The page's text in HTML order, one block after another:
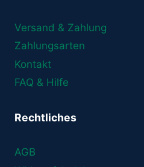
Versand & Zahlung
Zahlungsarten
Kontakt
FAQ & Hilfe
Rechtliches
AGB